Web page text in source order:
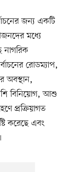
জন্য একটি
মধ্যে
নাগরিক
রোডম্যাপ,
অবস্থান,
বিনিয়োগ, আশু
প্রক্রিয়াগত
করেছে এবং